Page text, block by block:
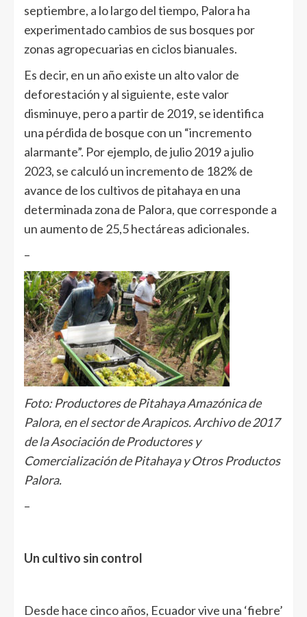
septiembre, a lo largo del tiempo, Palora ha
experimentado cambios de sus bosques por
zonas agropecuarias en ciclos bianuales.
Es decir, en un año existe un alto valor de
deforestación y al siguiente, este valor
disminuye, pero a partir de 2019, se identifica
una pérdida de bosque con un “incremento
alarmante”. Por ejemplo, de julio 2019 a julio
2023, se calculó un incremento de 182% de
avance de los cultivos de pitahaya en una
determinada zona de Palora, que corresponde a
un aumento de 25,5 hectáreas adicionales.
–
Foto: Productores de Pitahaya Amazónica de
Palora, en el sector de Arapicos. Archivo de 2017
de la Asociación de Productores y
Comercialización de Pitahaya y Otros Productos
Palora.
–
Un cultivo sin control
Desde hace cinco años, Ecuador vive una ‘fiebre’